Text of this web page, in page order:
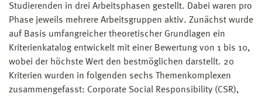
Studierenden in drei Arbeitsphasen gestellt. Dabei waren pro
Phase jeweils mehrere Arbeitsgruppen aktiv. Zunächst wurde
auf Basis umfangreicher theoretischer Grundlagen ein
Kriterienkatalog entwickelt mit einer Bewertung von 1 bis 10,
wobei der höchste Wert den bestmöglichen darstellt. 20
Kriterien wurden in folgenden sechs Themenkomplexen
zusammengefasst: Corporate Social Responsibility (CSR),